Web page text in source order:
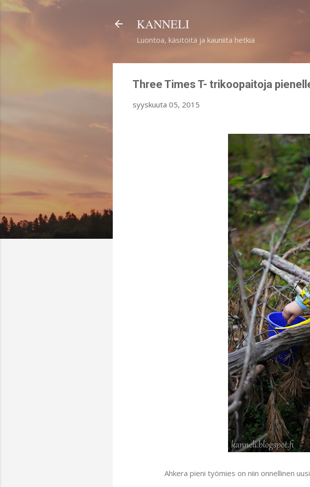
KANNELI
Luontoa, käsitöitä ja kauniita hetkiä
Three Times T- trikoopaitoja
syyskuuta 05, 2015
Ahkera pieni työmies on niin onnellinen